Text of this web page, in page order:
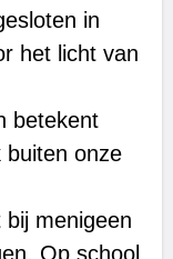
in
het licht van
betekent
buiten onze
menigeen
Op school